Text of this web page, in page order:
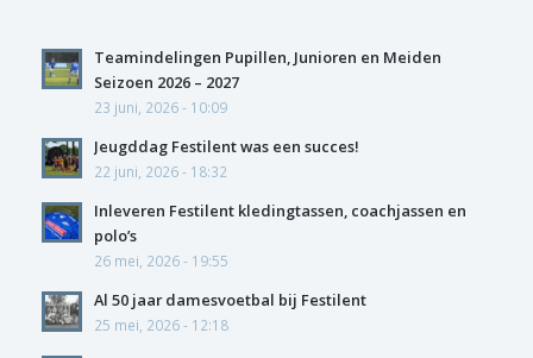
Teamindelingen Pupillen, Junioren en Meiden
Seizoen 2026 – 2027
23 juni, 2026 - 10:09
Jeugddag Festilent was een succes!
22 juni, 2026 - 18:32
Inleveren Festilent kledingtassen, coachjassen en
polo’s
26 mei, 2026 - 19:55
Al 50 jaar damesvoetbal bij Festilent
25 mei, 2026 - 12:18